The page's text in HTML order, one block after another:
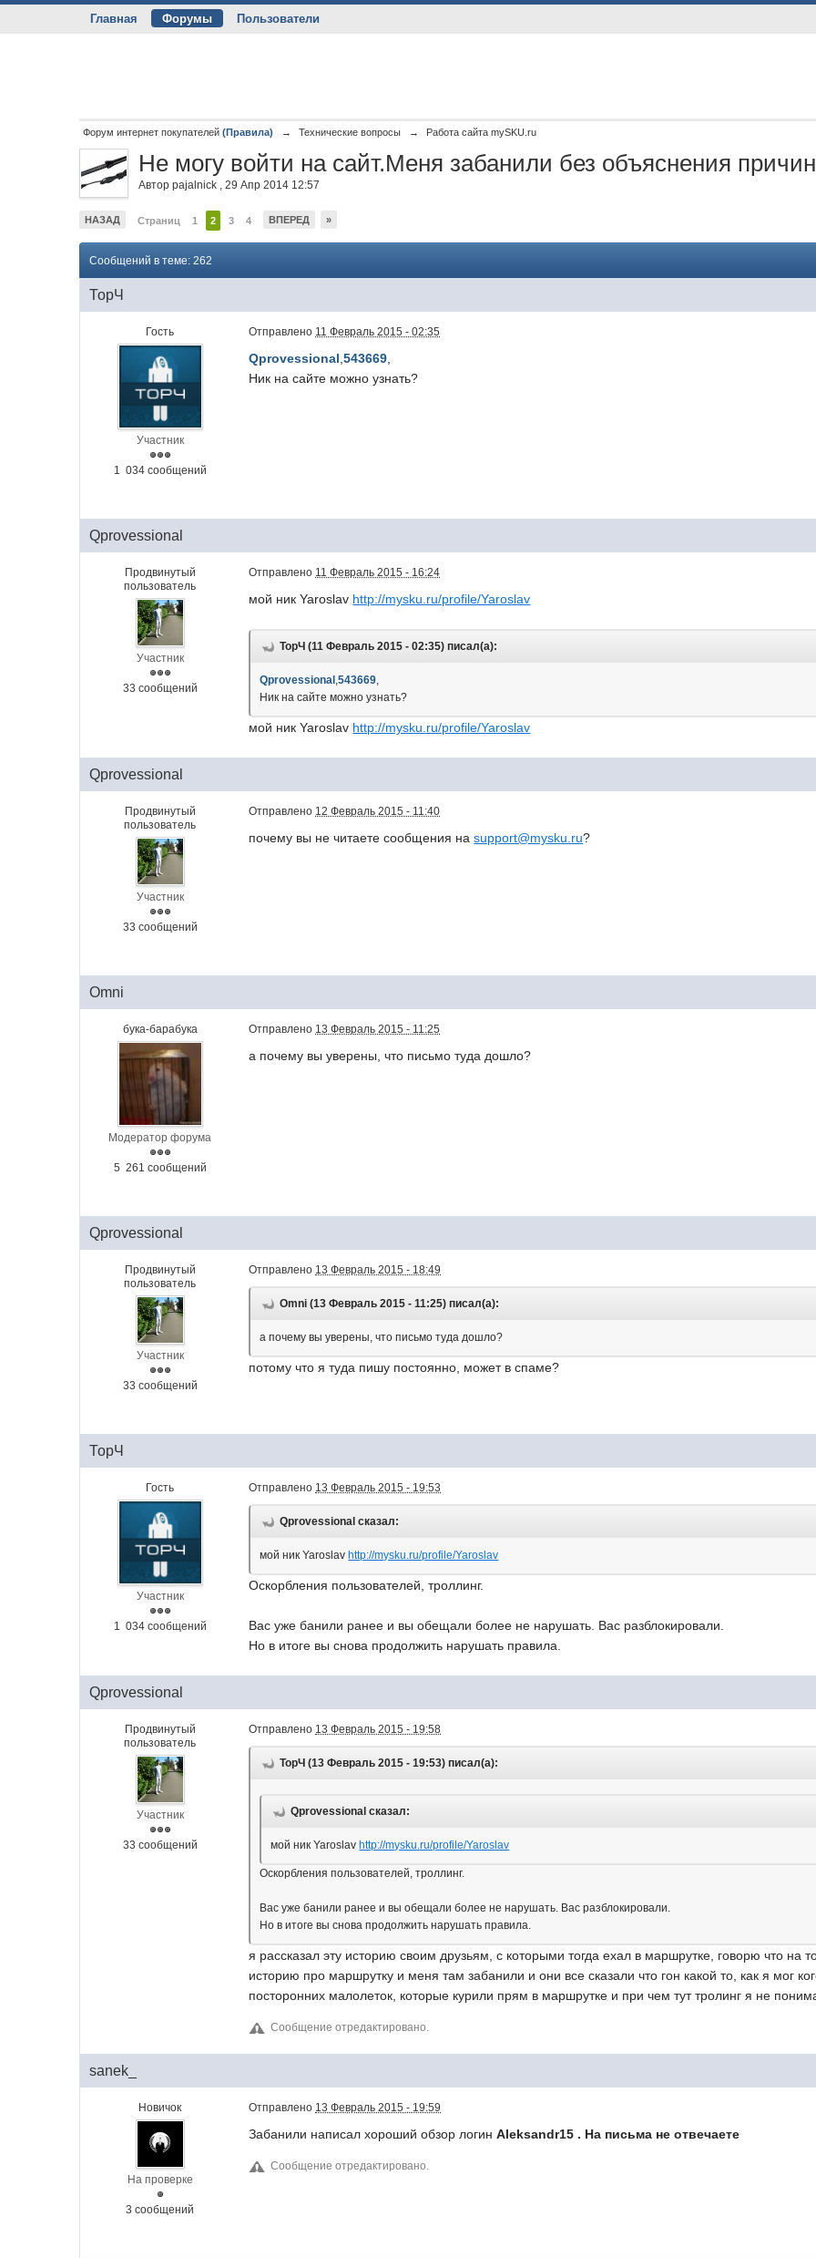
Главная Форумы Пользователи
Форум интернет покупателей (Правила) → Технические вопросы → Работа сайта mySKU.ru
Не могу войти на сайт.Меня забанили без объяснения
Авторpajalnick ,29 Апр 2014 12:57
НАЗАД Страниц 1 2 3 4 ВПЕРЕД »
Сообщений в теме: 262
ТорЧ
Гость
Участник
1 034 сообщений
Отправлено 11 Февраль 2015 - 02:35
Qprovessional ,543669
Ник на сайте можно узнать?
Qprovessional
Продвинутый
пользователь
Участник
33 сообщений
Отправлено 11 Февраль 2015 - 16:24
мой ник Yaroslav http://mysku.ru/profile/Yaroslav
ТорЧ (11 Февраль 2015 - 02:35) писал(а):
Qprovessional ,543669,
Ник на сайте можно узнать?
мой ник Yaroslav http://mysku.ru/profile/Yaroslav
Qprovessional
Продвинутый
пользователь
Участник
33 сообщений
Отправлено 12 Февраль 2015 - 11:40
почему вы не читаете сообщения наsupport@mysku.ru?
Omni
бука-барабука
Модератор форума
5 261 сообщений
Отправлено 13 Февраль 2015 - 11:25
а почему вы уверены, что письмо туда дошло?
Qprovessional
Продвинутый
пользователь
Участник
33 сообщений
Отправлено 13 Февраль 2015 - 18:49
Omni (13 Февраль 2015 - 11:25) писал(а):
а почему вы уверены, что письмо туда дошло?
потому что я туда пишу постоянно, может в спаме?
ТорЧ
Гость
Участник
1 034 сообщений
Отправлено 13 Февраль 2015 - 19:53
Qprovessional сказал:
мой ник Yaroslav http://mysku.ru/profile/Yaroslav
Оскорбления пользователей, троллинг.
Вас уже банили ранее и вы обещали более не нарушать. Вас разблокировали.
Но в итоге вы снова продолжить нарушать правила.
Qprovessional
Продвинутый
пользователь
Участник
33 сообщений
Отправлено 13 Февраль 2015 - 19:58
ТорЧ (13 Февраль 2015 - 19:53) писал(а):
Qprovessional сказал:
мой ник Yaroslav http://mysku.ru/profile/Yaroslav
Оскорбления пользователей, троллинг.
Вас уже банили ранее и вы обещали более не нарушать. Вас разблокировали.
Но в итоге вы снова продолжить нарушать правила.
я рассказал эту историю своим друзьям, с которыми тогда ехал в маршрутке, говорю что на
историю про маршрутку и меня там забанили и они все сказали что гон какой то, как я мог
посторонних малолеток, которые курили прям в маршрутке и при чем тут тролинг я не
Сообщение отредактировано.
sanek_
Новичок
На проверке
3 сообщений
Отправлено 13 Февраль 2015 - 19:59
Забанили написал хороший обзор логинAleksandr15 . На письма не отвечаете
Сообщение отредактировано.